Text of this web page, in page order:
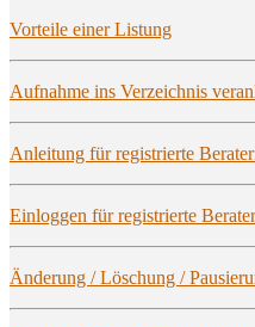
Vor­tei­le einer Listung
Auf­nah­me ins Ver­zeich­nis
Anlei­tung für regis­trier­te
Ein­log­gen für regis­trier­te
Ände­rung / Löschung /